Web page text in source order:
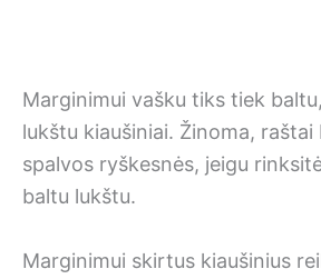
Marginimui vašku tiks tiek
lukštu kiaušiniai. Žinoma, raštai
spalvos ryškesnės, jeigu
baltu lukštu.
Marginimui skirtus kiaušinius